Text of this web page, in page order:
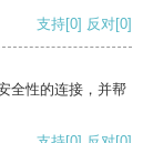
支持[0] 反对[0]
全性的连接，并帮